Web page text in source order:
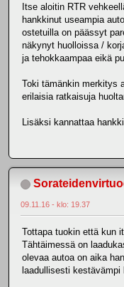
Itse aloitin RTR
hankkinut useampia
ostetuilla on päässyt
näkynyt huolloissa /
ja tehokkaampaa eikä
Toki tämänkin merkitys
erilaisia ratkaisuja
Lisäksi kannattaa
09.11.16 - klo: 19.37
Tottapa tuokin että kun
Tähtäimessä on
olevaa autoa on aika
laadullisesti